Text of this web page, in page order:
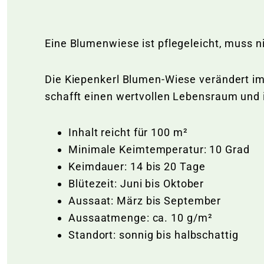
Eine Blumenwiese ist pflegeleicht, muss
Die Kiepenkerl Blumen-Wiese verändert
schafft einen wertvollen Lebensraum
Inhalt reicht für 100 m²
Minimale Keimtemperatur: 10 Grad
Keimdauer: 14 bis 20 Tage
Blütezeit: Juni bis Oktober
Aussaat: März bis September
Aussaatmenge: ca. 10 g/m²
Standort: sonnig bis halbschattig